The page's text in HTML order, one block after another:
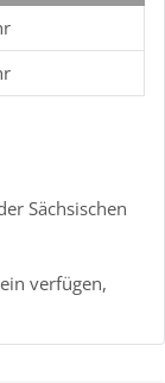
Sächsischen
verfügen,